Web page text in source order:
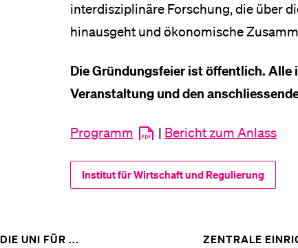
interdisziplinäre Forschung, die über
hinausgeht und ökonomische
Die Gründungsfeier ist öffentlich.
Veranstaltung und den
Programm | Bericht zum Anlass
Institut für Wirtschaft und Regulierung
DIE UNI FÜR ... ZENTRALE